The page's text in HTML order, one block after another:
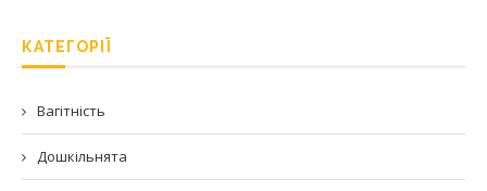
КАТЕГОРІЇ
Вагітність
Дошкільнята